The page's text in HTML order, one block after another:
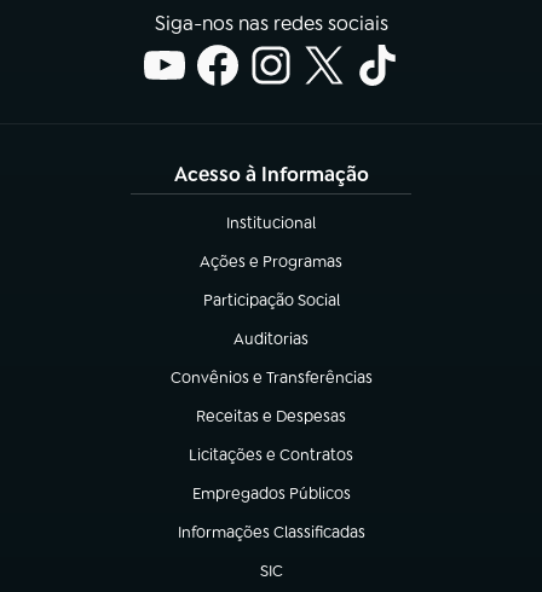
Siga-nos nas redes sociais
Acesso à Informação
Institucional
(abre em nova aba)
Ações e Programas
(abre em nova aba)
Participação Social
(abre em nova aba)
Auditorias
(abre em nova aba)
Convênios e Transferências
(abre em nova aba)
Receitas e Despesas
(abre em nova aba)
Licitações e Contratos
(abre em nova aba)
Empregados Públicos
(abre em nova aba)
Informações Classificadas
(abre em nova aba)
SIC
(abre em nova aba)